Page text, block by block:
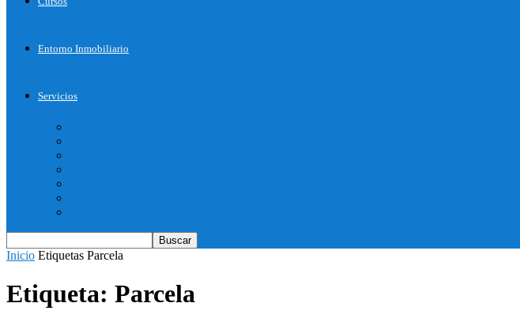
Entorno Inmobiliario
Servicios
Inicio Etiquetas Parcela
Etiqueta: Parcela